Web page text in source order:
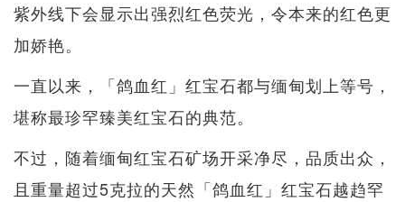
紫外线下会显示出强烈红色荧光，令本来的红色更
加娇艳。
一直以来，「鸽血红」红宝石都与缅甸划上等号，
堪称最珍罕臻美红宝石的典范。
不过，随着缅甸红宝石矿场开采净尽，品质出众，
且重量超过5克拉的天然「鸽血红」红宝石越趋罕